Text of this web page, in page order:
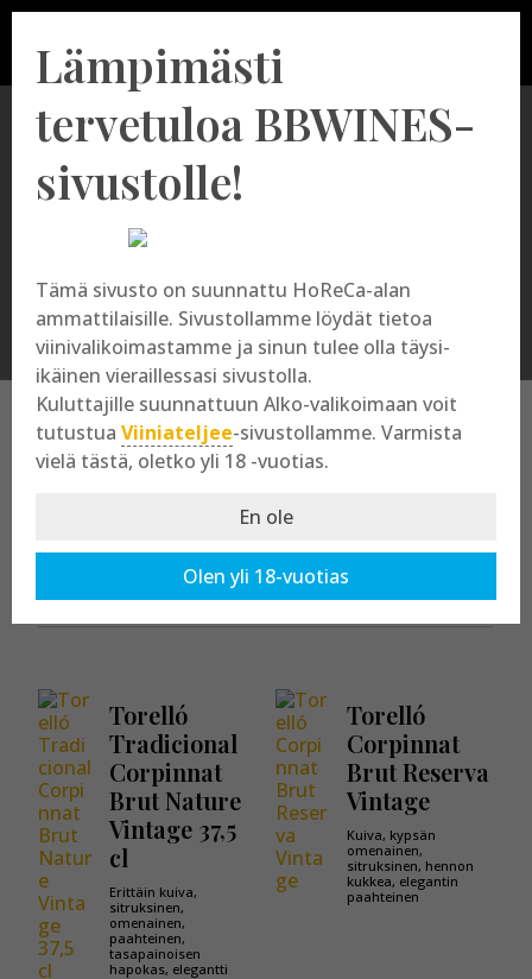
Corpinnat
Kaikki tuotteet osastossa:Corpinnat
Torelló
Tradicional
Corpinnat
Brut Nature
Vintage 37,5
cl
Erittäin kuiva,
sitruksinen,
omenainen,
paahteinen,
tasapainoisen
hapokas, elegantti
Torelló
Corpinnat
Brut Reserva
Vintage
Kuiva, kypsän
omenainen,
sitruksinen, hennon
kukkea, elegantin
paahteinen
Lämpimästi
tervetuloa BBWINES-
sivustolle!
Tämä sivusto on suunnattu HoReCa-alan
ammattilaisille. Sivustollamme löydät tietoa
viinivalikoimastamme ja sinun tulee olla täysi-
ikäinen vieraillessasi sivustolla.
Kuluttajille suunnattuun Alko-valikoimaan voit
tutustua Viiniateljee-sivustollamme. Varmista
vielä tästä, oletko yli 18 -vuotias.
En ole
Olen yli 18-vuotias